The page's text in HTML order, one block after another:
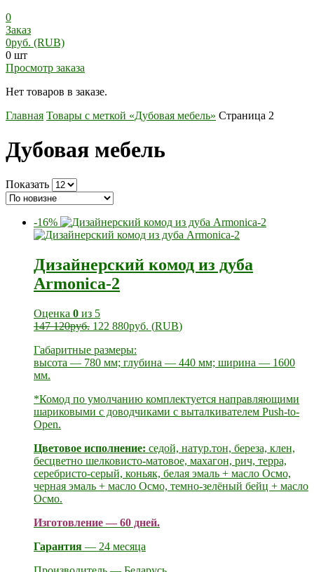
0
Заказ
0руб. (RUB)
0 шт
Просмотр заказа
Нет товаров в заказе.
Главная Товары с меткой «Дубовая мебель» Страница 2
Дубовая мебель
Показать
-16%
Дизайнерский комод из дуба
Armonica-2
Оценка 0 из 5
147 120руб. 122 880руб. (RUB)
Габаритные размеры:
высота — 780 мм; глубина — 440 мм; ширина — 1600
мм.
*Комод по умолчанию комплектуется направляющими
шариковыми с доводчиками с выталкивателем Push-to-
Open.
Цветовое исполнение: седой, натур.тон, береза, клен,
бесцветно шелковисто-матовое, махагон, рич, терра,
серебристо-серый, коньяк, белая эмаль + масло Осмо,
черная эмаль + масло Осмо, темно-зелёный бейц + масло
Осмо.
Изготовление — 60 дней.
Гарантия — 24 месяца